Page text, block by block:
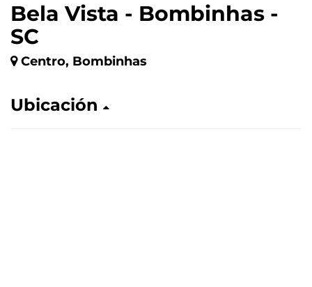
Bela Vista - Bombinhas -
SC
Centro, Bombinhas
Ubicación